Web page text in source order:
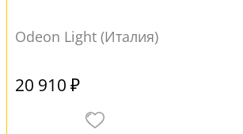
Odeon Light (Италия)
20 910 ₽